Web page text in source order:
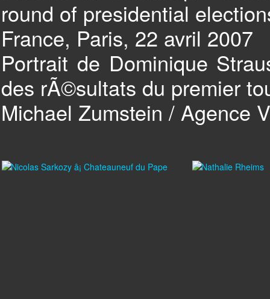
round of presidential
France, Paris, 22 avril 2007
Portrait de Dominique
des rÃ©sultats du premier
Michael Zumstein / Agence